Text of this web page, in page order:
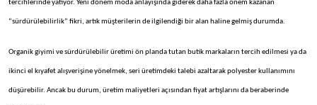
tercihlerinde yatıyor. Yeni dönem moda anlayışında giderek daha fazla önem kazanan
“sürdürülebilirlik” fikri, artık müşterilerin de ilgilendiği bir alan haline gelmiş durumda.
Organik giyimi ve sürdürülebilir üretimi ön planda tutan butik markaların tercih edilmesi ya da
ikinci el kıyafet alışverişine yönelmek, seri üretimdeki talebi azaltarak polyester kullanımını
düşürebilir. Ancak bu durum, üretim maliyetleri açısından fiyat artışlarını da beraberinde